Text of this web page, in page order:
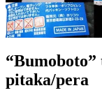
pitaka/pera